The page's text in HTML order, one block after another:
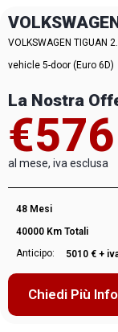
VOLKSWAGEN TIGUAN
vehicle 5-door (Euro 6D)
La Nostra
€576
al mese, iva esclusa
48 Mesi
40000 Km Totali
Anticipo:
5010 € +
Chiedi Più